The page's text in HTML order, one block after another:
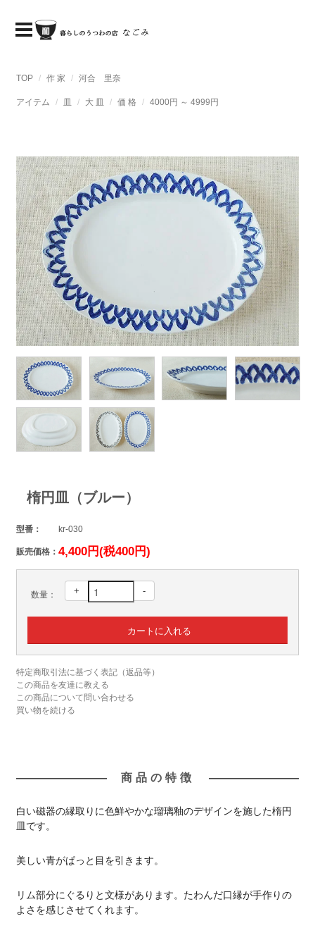
TOP 作 家 河合 里奈
アイテム 皿 大 皿 価 格 4000円 ～ 4999円
楕円皿（ブルー）
型番： kr-030
販売価格： 4,400円(税400円)
数量： + -
特定商取引法に基づく表記（返品等）
この商品を友達に教える
この商品について問い合わせる
買い物を続ける
商品の特徴
白い磁器の縁取りに色鮮やかな瑠璃釉のデザインを施した楕円
皿です。
美しい青がぱっと目を引きます。
リム部分にぐるりと文様があります。たわんだ口縁が手作りの
よさを感じさせてくれます。